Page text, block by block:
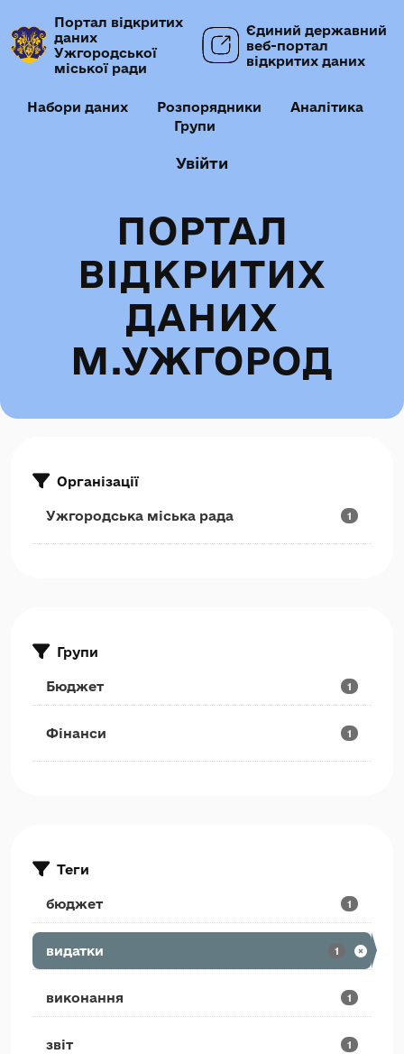
Портал відкритих
даних
Ужгородської
міської ради
Єдиний державний
веб-портал
відкритих даних
Набори даних Розпорядники
Аналітика
Групи
Увійти
ПОРТАЛ
ВІДКРИТИХ
ДАНИХ
М.УЖГОРОД
Організації
Ужгородська міська рада 1
Групи
Бюджет 1
Фінанси 1
Теги
бюджет 1
видатки 1
виконання 1
звіт 1